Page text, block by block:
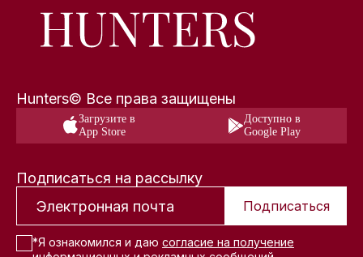
Hunters© Все права защищены
Загрузите в
App Store
Доступно в
Google Play
Подписаться на рассылку
Подписаться
*Я ознакомился и даю согласие на получение